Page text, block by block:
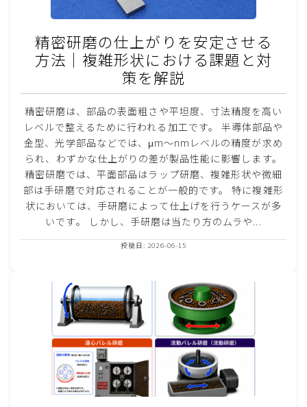
精密研磨の仕上がりを安定させる
方法｜複雑形状における課題と対
策を解説
精密研磨は、部品の表面粗さや平坦度、寸法精度を高い
レベルで整えるために行われる加工です。 半導体部品や
金型、光学部品などでは、μm〜nmレベルの精度が求め
られ、わずかな仕上がりの差が製品性能に影響します。
精密研磨では、平面部品はラップ研磨、複雑形状や微細
部は手研磨で対応されることが一般的です。 特に複雑形
状においては、手研磨によって仕上げを行うケースが多
いです。 しかし、手研磨は当たり方のムラや...
投稿日: 2026-06-15